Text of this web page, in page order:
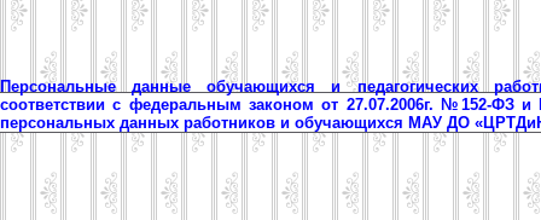
Персональные данные обучающихся и педагогических
соответствии с федеральным законом от 27.07.2006г. №152-ФЗ
персональных данных работников и обучающихся МАУ ДО